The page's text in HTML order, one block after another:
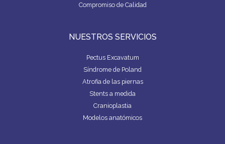
Compromiso de Calidad
NUESTROS SERVICIOS
Pectus Excavatum
Síndrome de Poland
Atrofia de las piernas
Stents a medida
Cranioplastia
Modelos anatómicos